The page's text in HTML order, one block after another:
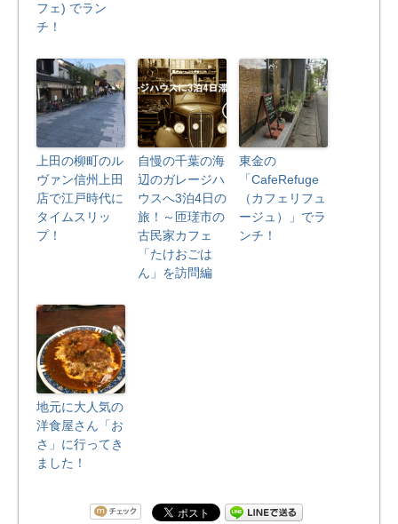
フェ) でラン
チ！
上田の柳町のル
ヴァン信州上田
店で江戸時代に
タイムスリッ
プ！
自慢の千葉の海
辺のガレージハ
ウスへ3泊4日の
旅！～匝瑳市の
古民家カフェ
「たけおごは
ん」を訪問編
東金の
「CafeRefuge
（カフェリフュ
ージュ）」でラ
ンチ！
地元に大人気の
洋食屋さん「お
さ」に行ってき
ました！